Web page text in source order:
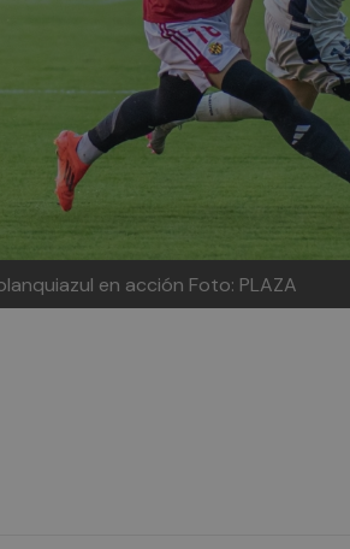
en acción Foto: PLAZA